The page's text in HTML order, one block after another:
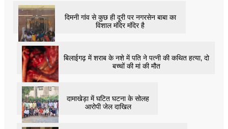
दिमनी गांव से कुछ ही दूरी पर नगरसेन बाबा का
विशाल मंदिर मंदिर है
बिलाईगढ़ में शराब के नशे में पति ने पत्नी की कथित हत्या, दो
बच्चों की मां की मौत
दामाखेड़ा में घटित घटना के सोलह
आरोपी जेल दाखिल